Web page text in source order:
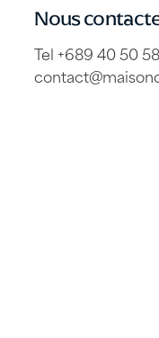
Nous
Tel +689 40 50